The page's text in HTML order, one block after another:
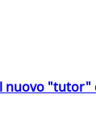
nuovo